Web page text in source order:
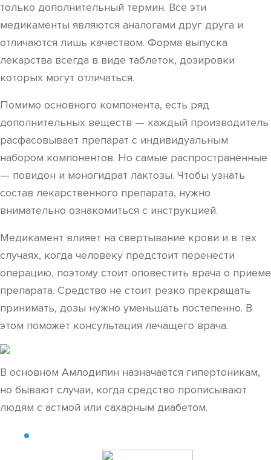
только дополнительный термин. Все эти
медикаменты являются аналогами друг друга и
отличаются лишь качеством. Форма выпуска
лекарства всегда в виде таблеток, дозировки
которых могут отличаться.
Помимо основного компонента, есть ряд
дополнительных веществ — каждый производитель
расфасовывает препарат с индивидуальным
набором компонентов. Но самые распространенные
— повидон и моногидрат лактозы. Чтобы узнать
состав лекарственного препарата, нужно
внимательно ознакомиться с инструкцией.
Медикамент влияет на свертывание крови и в тех
случаях, когда человеку предстоит перенести
операцию, поэтому стоит оповестить врача о приеме
препарата. Средство не стоит резко прекращать
принимать, дозы нужно уменьшать постепенно. В
этом поможет консультация лечащего врача.
В основном Амлодипин назначается гипертоникам,
но бывают случаи, когда средство прописывают
людям с астмой или сахарным диабетом.